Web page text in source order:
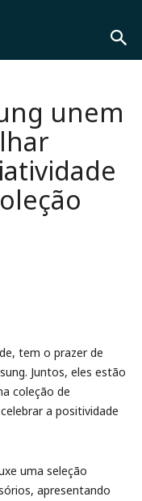
unem
tem o prazer de
Juntos, eles estão
coleção de
a positividade
uma seleção
apresentando